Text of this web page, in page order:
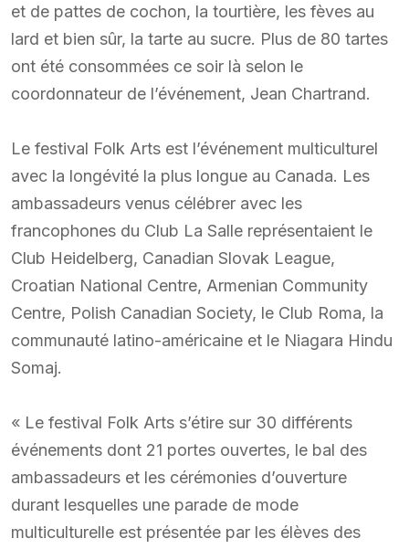
et de pattes de cochon, la tourtière, les fèves au
lard et bien sûr, la tarte au sucre. Plus de 80 tartes
ont été consommées ce soir là selon le
coordonnateur de l’événement, Jean Chartrand.
Le festival Folk Arts est l’événement multiculturel
avec la longévité la plus longue au Canada. Les
ambassadeurs venus célébrer avec les
francophones du Club La Salle représentaient le
Club Heidelberg, Canadian Slovak League,
Croatian National Centre, Armenian Community
Centre, Polish Canadian Society, le Club Roma, la
communauté latino-américaine et le Niagara Hindu
Somaj.
« Le festival Folk Arts s’étire sur 30 différents
événements dont 21 portes ouvertes, le bal des
ambassadeurs et les cérémonies d’ouverture
durant lesquelles une parade de mode
multiculturelle est présentée par les élèves des